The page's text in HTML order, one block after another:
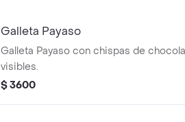
Galleta Payaso
Galleta Payaso con chispas de
visibles.
$ 3600